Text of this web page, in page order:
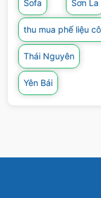
Sofa Sơn La
thu mua phế liệu
Thái Nguyên
Yên Bái
Ngoài dịch vụ
chúng tôi còn
liệu khác như
giấy, nhựa,…